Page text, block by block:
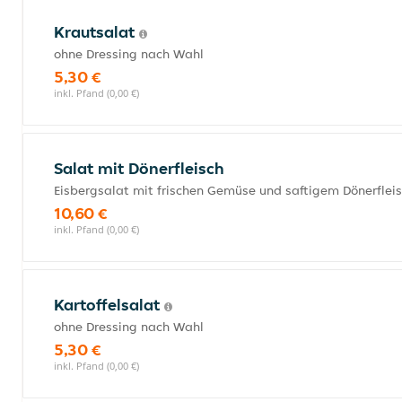
Krautsalat
ohne Dressing nach Wahl
5,30 €
inkl. Pfand (0,00 €)
Salat mit Dönerfleisch
Eisbergsalat mit frischen Gemüse und saftigem
10,60 €
inkl. Pfand (0,00 €)
Kartoffelsalat
ohne Dressing nach Wahl
5,30 €
inkl. Pfand (0,00 €)